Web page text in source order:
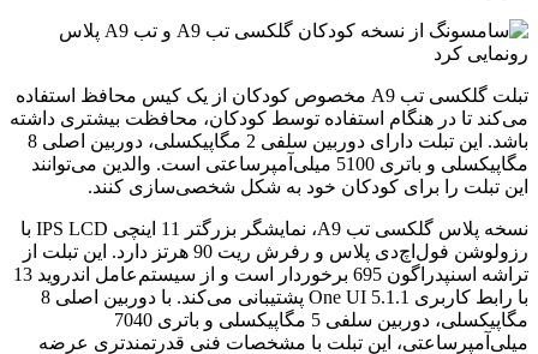
تبلت گلکسی تب A9 مخصوص کودکان از یک کیس محافظ استفاده
می‌کند تا در هنگام استفاده توسط کودکان، محافظت بیشتری داشته
باشد. این تبلت دارای دوربین سلفی 2 مگاپیکسلی، دوربین اصلی 8
مگاپیکسلی و باتری 5100 میلی‌آمپرساعتی است. والدین می‌توانند
این تبلت را برای کودکان خود به شکل شخصی‌سازی کنند.
نسخه پلاس گلکسی تب A9، نمایشگر بزرگتر 11 اینچی IPS LCD با
رزولوشن فول‌اچ‌دی پلاس و رفرش ریت 90 هرتز دارد. این تبلت از
تراشه اسنپدراگون 695 برخوردار است و از سیستم‌عامل اندروید 13
با رابط کاربری One UI 5.1.1 پشتیبانی می‌کند. با دوربین اصلی 8
مگاپیکسلی، دوربین سلفی 5 مگاپیکسلی و باتری 7040
میلی‌آمپرساعتی، این تبلت با مشخصات فنی قدرتمندتری عرضه